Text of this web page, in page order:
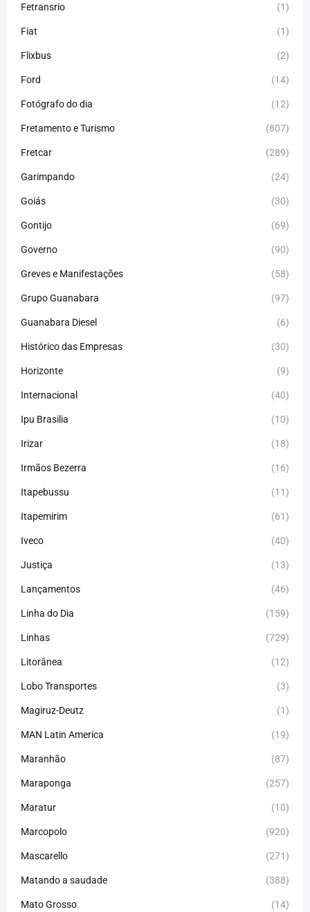
Fetransrio (1)
Fiat (1)
Flixbus (2)
Ford (14)
Fotógrafo do dia (12)
Fretamento e Turismo (807)
Fretcar (289)
Garimpando (24)
Goiás (30)
Gontijo (69)
Governo (90)
Greves e Manifestações (58)
Grupo Guanabara (97)
Guanabara Diesel (6)
Histórico das Empresas (30)
Horizonte (9)
Internacional (40)
Ipu Brasilia (10)
Irizar (18)
Irmãos Bezerra (16)
Itapebussu (11)
Itapemirim (61)
Iveco (40)
Justiça (13)
Lançamentos (46)
Linha do Dia (159)
Linhas (729)
Litorânea (12)
Lobo Transportes (3)
Magiruz-Deutz (1)
MAN Latin America (19)
Maranhão (87)
Maraponga (257)
Maratur (10)
Marcopolo (920)
Mascarello (271)
Matando a saudade (388)
Mato Grosso (14)